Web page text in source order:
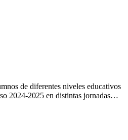
de diferentes niveles educativos
2024-2025 en distintas jornadas…